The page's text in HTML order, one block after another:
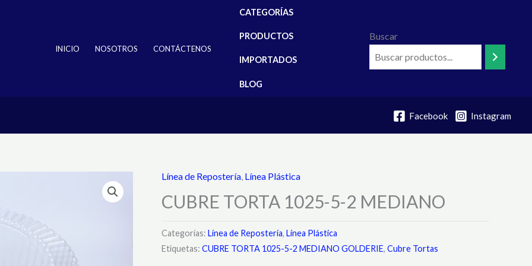
INICIO NOSOTROS CONTÁCTENOS
CATEGORÍAS
PRODUCTOS
IMPORTADOS
BLOG
Buscar
Facebook Instagram
Línea de Repostería, Línea Plástica
CUBRE TORTA 1025-5-2 MEDIANO
Categorías: Línea de Repostería, Línea Plástica
Etiquetas: CUBRE TORTA 1025-5-2 MEDIANO GOLDERIE, Cubre Tortas